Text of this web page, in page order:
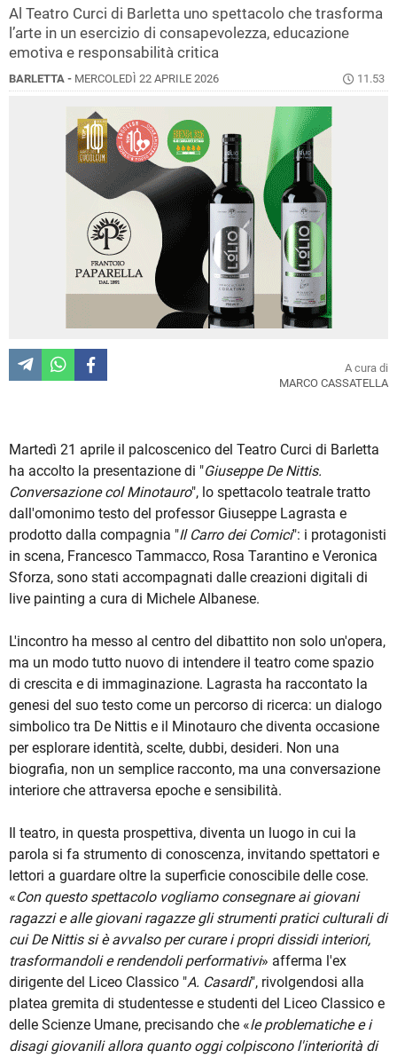
Al Teatro Curci di Barletta uno spettacolo che trasforma
l’arte in un esercizio di consapevolezza, educazione
emotiva e responsabilità critica
BARLETTA - MERCOLEDÌ 22 APRILE 2026 11.53
A cura di
MARCO CASSATELLA
Martedì 21 aprile il palcoscenico del Teatro Curci di Barletta
ha accolto la presentazione di "Giuseppe De Nittis.
Conversazione col Minotauro", lo spettacolo teatrale tratto
dall'omonimo testo del professor Giuseppe Lagrasta e
prodotto dalla compagnia "Il Carro dei Comici": i protagonisti
in scena, Francesco Tammacco, Rosa Tarantino e Veronica
Sforza, sono stati accompagnati dalle creazioni digitali di
live painting a cura di Michele Albanese.
L'incontro ha messo al centro del dibattito non solo un'opera,
ma un modo tutto nuovo di intendere il teatro come spazio
di crescita e di immaginazione. Lagrasta ha raccontato la
genesi del suo testo come un percorso di ricerca: un dialogo
simbolico tra De Nittis e il Minotauro che diventa occasione
per esplorare identità, scelte, dubbi, desideri. Non una
biografia, non un semplice racconto, ma una conversazione
interiore che attraversa epoche e sensibilità.
Il teatro, in questa prospettiva, diventa un luogo in cui la
parola si fa strumento di conoscenza, invitando spettatori e
lettori a guardare oltre la superficie conoscibile delle cose.
«Con questo spettacolo vogliamo consegnare ai giovani
ragazzi e alle giovani ragazze gli strumenti pratici culturali di
cui De Nittis si è avvalso per curare i propri dissidi interiori,
trasformandoli e rendendoli performativi» afferma l'ex
dirigente del Liceo Classico "A. Casardi", rivolgendosi alla
platea gremita di studentesse e studenti del Liceo Classico e
delle Scienze Umane, precisando che «le problematiche e i
disagi giovanili allora quanto oggi colpiscono l'interiorità di